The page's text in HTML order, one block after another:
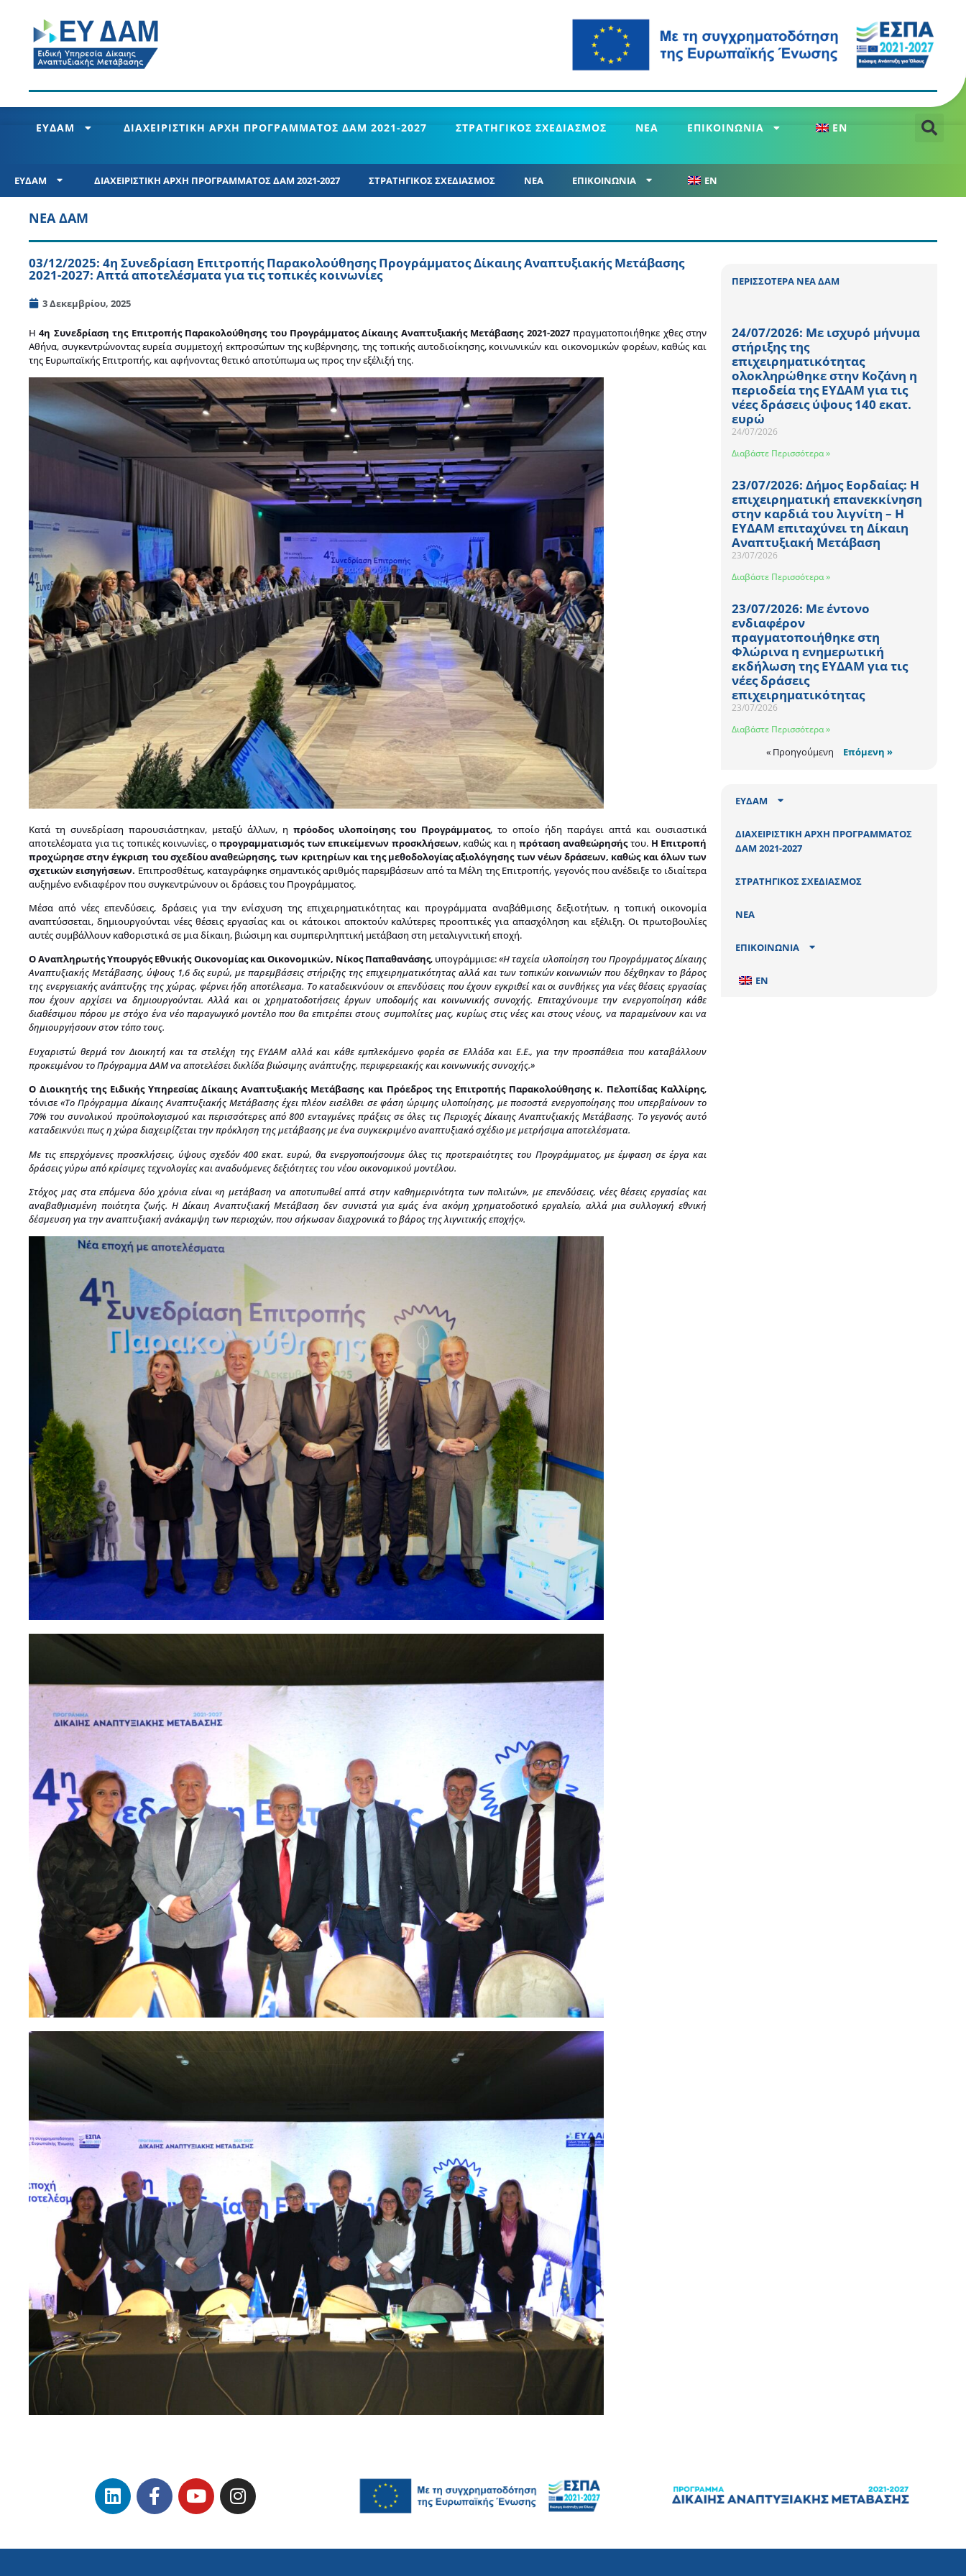
ΕΥΔΑΜ ΔΙΑΧΕΙΡΙΣΤΙΚΗ ΑΡΧΗ ΠΡΟΓΡΑΜΜΑΤΟΣ ΔΑΜ 2021-2027 ΣΤΡΑΤΗΓΙΚΟΣ ΣΧΕΔΙΑΣΜΟΣ ΝΕΑ ΕΠΙΚΟΙΝΩΝΙΑ EN
ΕΥΔΑΜ ΔΙΑΧΕΙΡΙΣΤΙΚΗ ΑΡΧΗ ΠΡΟΓΡΑΜΜΑΤΟΣ ΔΑΜ 2021-2027 ΣΤΡΑΤΗΓΙΚΟΣ ΣΧΕΔΙΑΣΜΟΣ ΝΕΑ ΕΠΙΚΟΙΝΩΝΙΑ EN
ΝΕΑ ΔΑΜ
03/12/2025: 4η Συνεδρίαση Επιτροπής Παρακολούθησης Προγράμματος Δίκαιης Αναπτυξιακής Μετάβασης
2021-2027: Απτά αποτελέσματα για τις τοπικές κοινωνίες
3 Δεκεμβρίου, 2025
Η4η Συνεδρίαση της Επιτροπής Παρακολούθησης του Προγράμματος Δίκαιης Αναπτυξιακής Μετάβασης 2021-2027πραγματοποιήθηκε χθες στην
Αθήνα, συγκεντρώνοντας ευρεία συμμετοχή εκπροσώπων της κυβέρνησης, της τοπικής αυτοδιοίκησης, κοινωνικών και οικονομικών φορέων, καθώς και
της Ευρωπαϊκής Επιτροπής, και αφήνοντας θετικό αποτύπωμα ως προς την εξέλιξή της.
Κατά τη συνεδρίαση παρουσιάστηκαν, μεταξύ άλλων, η πρόοδος υλοποίησης του Προγράμματος, το οποίο ήδη παράγει απτά και ουσιαστικά
αποτελέσματα για τις τοπικές κοινωνίες, οπρογραμματισμός των επικείμενων προσκλήσεων, καθώς και η πρόταση αναθεώρησήςτου. Η Επιτροπή
προχώρησε στην έγκριση του σχεδίου αναθεώρησης, των κριτηρίων και της μεθοδολογίας αξιολόγησης των νέων δράσεων, καθώς και όλων των
σχετικών εισηγήσεων. Επιπροσθέτως, καταγράφηκε σημαντικός αριθμός παρεμβάσεων από τα Μέλη της Επιτροπής, γεγονός που ανέδειξε το ιδιαίτερα
αυξημένο ενδιαφέρον που συγκεντρώνουν οι δράσεις του Προγράμματος.
Μέσα από νέες επενδύσεις, δράσεις για την ενίσχυση της επιχειρηματικότητας και προγράμματα αναβάθμισης δεξιοτήτων, η τοπική οικονομία
αναπτύσσεται, δημιουργούνται νέες θέσεις εργασίας και οι κάτοικοι αποκτούν καλύτερες προοπτικές για απασχόληση και εξέλιξη. Οι πρωτοβουλίες
αυτές συμβάλλουν καθοριστικά σε μια δίκαιη, βιώσιμη και συμπεριληπτική μετάβαση στη μεταλιγνιτική εποχή.
Ο Αναπληρωτής Υπουργός Εθνικής Οικονομίας και Οικονομικών, Νίκος Παπαθανάσης, υπογράμμισε:«Η ταχεία υλοποίηση του Προγράμματος Δίκαιης
Αναπτυξιακής Μετάβασης, ύψους 1,6 δις ευρώ, με παρεμβάσεις στήριξης της επιχειρηματικότητας αλλά και των τοπικών κοινωνιών που δέχθηκαν το βάρος
της ενεργειακής ανάπτυξης της χώρας, φέρνει ήδη αποτέλεσμα. Το καταδεικνύουν οι επενδύσεις που έχουν εγκριθεί και οι συνθήκες για νέες θέσεις εργασίας
που έχουν αρχίσει να δημιουργούνται. Αλλά και οι χρηματοδοτήσεις έργων υποδομής και κοινωνικής συνοχής. Επιταχύνουμε την ενεργοποίηση κάθε
διαθέσιμου πόρου με στόχο ένα νέο παραγωγικό μοντέλο που θα επιτρέπει στους συμπολίτες μας, κυρίως στις νέες και στους νέους, να παραμείνουν και να
δημιουργήσουν στον τόπο τους.
Ευχαριστώ θερμά τον Διοικητή και τα στελέχη της ΕΥΔΑΜ αλλά και κάθε εμπλεκόμενο φορέα σε Ελλάδα και Ε.Ε., για την προσπάθεια που καταβάλλουν
προκειμένου το Πρόγραμμα ΔΑΜ να αποτελέσει δικλίδα βιώσιμης ανάπτυξης, περιφερειακής και κοινωνικής συνοχής.»
O Διοικητής της Ειδικής Υπηρεσίας Δίκαιης Αναπτυξιακής Μετάβασης και Πρόεδρος της Επιτροπής Παρακολούθησης κ. Πελοπίδας Καλλίρης,
τόνισε«Το Πρόγραμμα Δίκαιης Αναπτυξιακής Μετάβασης έχει πλέον εισέλθει σε φάση ώριμης υλοποίησης, με ποσοστά ενεργοποίησης που υπερβαίνουν το
70% του συνολικού προϋπολογισμού και περισσότερες από 800 ενταγμένες πράξεις σε όλες τις Περιοχές Δίκαιης Αναπτυξιακής Μετάβασης. Το γεγονός αυτό
καταδεικνύει πως η χώρα διαχειρίζεται την πρόκληση της μετάβασης με ένα συγκεκριμένο αναπτυξιακό σχέδιο με μετρήσιμα αποτελέσματα.
Με τις επερχόμενες προσκλήσεις, ύψους σχεδόν 400 εκατ. ευρώ, θα ενεργοποιήσουμε όλες τις προτεραιότητες του Προγράμματος, με έμφαση σε έργα και
δράσεις γύρω από κρίσιμες τεχνολογίες και αναδυόμενες δεξιότητες του νέου οικονομικού μοντέλου.
Στόχος μας στα επόμενα δύο χρόνια είναι «η μετάβαση να αποτυπωθεί απτά στην καθημερινότητα των πολιτών», με επενδύσεις, νέες θέσεις εργασίας και
αναβαθμισμένη ποιότητα ζωής. Η Δίκαιη Αναπτυξιακή Μετάβαση δεν συνιστά για εμάς ένα ακόμη χρηματοδοτικό εργαλείο, αλλά μια συλλογική εθνική
δέσμευση για την αναπτυξιακή ανάκαμψη των περιοχών, που σήκωσαν διαχρονικά το βάρος της λιγνιτικής εποχής».
ΠΕΡΙΣΣΟΤΕΡΑ ΝΕΑ ΔΑΜ
24/07/2026: Με ισχυρό μήνυμα
στήριξης της
επιχειρηματικότητας
ολοκληρώθηκε στην Κοζάνη η
περιοδεία της ΕΥΔΑΜ για τις
νέες δράσεις ύψους 140 εκατ.
ευρώ
24/07/2026
Διαβάστε Περισσότερα »
23/07/2026: Δήμος Εορδαίας: Η
επιχειρηματική επανεκκίνηση
στην καρδιά του λιγνίτη – Η
ΕΥΔΑΜ επιταχύνει τη Δίκαιη
Αναπτυξιακή Μετάβαση
23/07/2026
Διαβάστε Περισσότερα »
23/07/2026: Με έντονο
ενδιαφέρον
πραγματοποιήθηκε στη
Φλώρινα η ενημερωτική
εκδήλωση της ΕΥΔΑΜ για τις
νέες δράσεις
επιχειρηματικότητας
23/07/2026
Διαβάστε Περισσότερα »
« Προηγούμενη Επόμενη »
ΕΥΔΑΜ
ΔΙΑΧΕΙΡΙΣΤΙΚΗ ΑΡΧΗ ΠΡΟΓΡΑΜΜΑΤΟΣ
ΔΑΜ 2021-2027
ΣΤΡΑΤΗΓΙΚΟΣ ΣΧΕΔΙΑΣΜΟΣ
ΝΕΑ
ΕΠΙΚΟΙΝΩΝΙΑ
EN